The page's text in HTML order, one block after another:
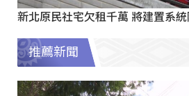
新北原民社宅欠租千萬 將建置系
推薦新聞